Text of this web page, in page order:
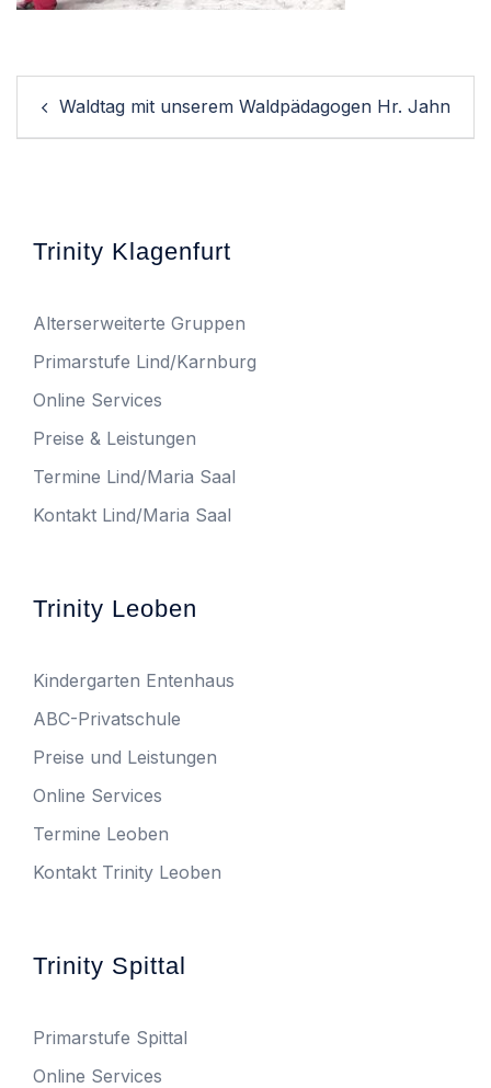
navigation
Waldtag mit unserem Waldpädagogen Hr. Jahn
Trinity Klagenfurt
Alterserweiterte Gruppen
Primarstufe Lind/Karnburg
Online Services
Preise & Leistungen
Termine Lind/Maria Saal
Kontakt Lind/Maria Saal
Trinity Leoben
Kindergarten Entenhaus
ABC-Privatschule
Preise und Leistungen
Online Services
Termine Leoben
Kontakt Trinity Leoben
Trinity Spittal
Primarstufe Spittal
Online Services